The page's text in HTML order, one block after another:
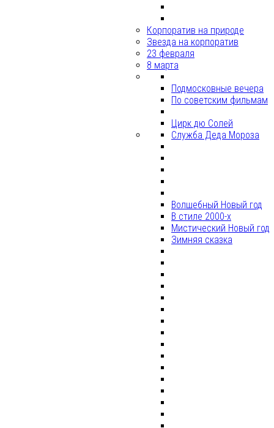
Корпоратив на природе
Звезда на корпоратив
23 февраля
8 марта
Подмосковные вечера
По советским фильмам
Цирк дю Солей
Служба Деда Мороза
Волшебный Новый год
В стиле 2000-х
Мистический Новый год
Зимняя сказка